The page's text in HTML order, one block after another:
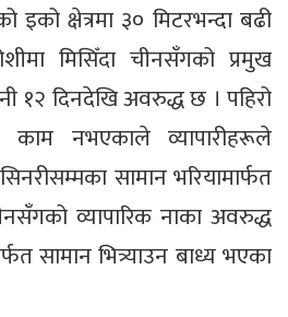
इको क्षेत्रमा ३० मिटरभन्दा बढी
मिसिँदा चीनसँगको प्रमुख
१२ दिनदेखि अवरुद्ध छ । पहिरो
काम नभएकाले व्यापारीहरूले
सामान भरियामार्फत
व्यापारिक नाका अवरुद्ध
सामान भित्र्याउन बाध्य भएका